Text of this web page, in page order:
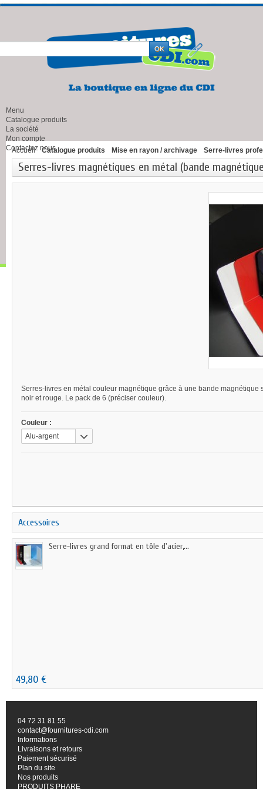
Menu
Catalogue produits
La société
Mon compte
Contactez nous
Accueil Catalogue produits Mise en rayon / archivage Serre-livres
Serres-livres magnétiques en métal (bande
Serres-livres en métal couleur magnétique grâce à une bande
noir et rouge. Le pack de 6 (préciser couleur).
Couleur :
Alu-argent
Accessoires
Serre-livres grand format en tôle d'acier,...
49,80 €
04 72 31 81 55
contact@fournitures-cdi.com
Informations
Livraisons et retours
Paiement sécurisé
Plan du site
Nos produits
PRODUITS PHARE